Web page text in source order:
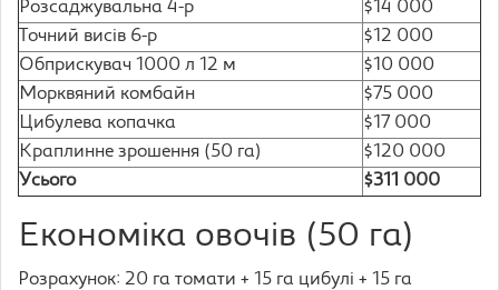
Розсаджувальна 4-р
$14 000
Точний висів 6-р
$12 000
Обприскувач 1000 л 12 м
$10 000
Морквяний комбайн
$75 000
Цибулева копачка
$17 000
Краплинне зрошення (50 га)
$120 000
Усього
$311 000
Економіка овочів (50 га)
Розрахунок: 20 га томати + 15 га цибулі + 15 га